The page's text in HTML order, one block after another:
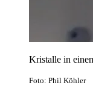
Kristalle in
Foto: Phil Köhler